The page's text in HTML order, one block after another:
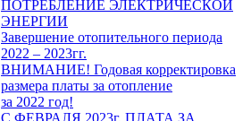
ПОТРЕБЛЕНИЕ ЭЛЕКТРИЧЕСКОЙ
ЭНЕРГИИ
Завершение отопительного периода
2022 – 2023гг.
ВНИМАНИЕ! Годовая корректировка
размера платы за отопление
за 2022 год!